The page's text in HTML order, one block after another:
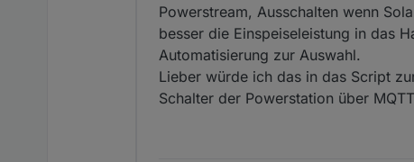
Powerstream, Ausschalten wenn
besser die Einspeiseleistung in das
Automatisierung zur Auswahl.
Lieber würde ich das in das Script
Schalter der Powerstation über